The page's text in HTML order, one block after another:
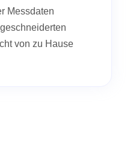
Messdaten
von zu Hause